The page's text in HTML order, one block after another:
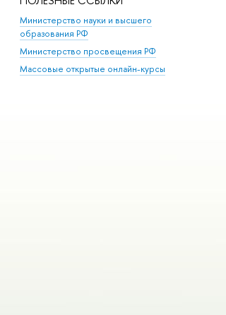
Министерство науки и высшего
образования РФ
Министерство просвещения РФ
Массовые открытые онлайн-курсы